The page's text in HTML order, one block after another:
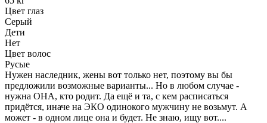
Цвет глаз
Серый
Дети
Нет
Цвет волос
Русые
Нужен наследник, жены вот только нет, поэтому вы бы
предложили возможные варианты... Но в любом случае -
нужна ОНА, кто родит. Да ещё и та, с кем расписаться
придётся, иначе на ЭКО одинокого мужчину не возьмут. А
может - в одном лице она и будет. Не знаю, ищу вот....